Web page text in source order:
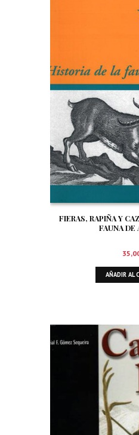
FIERAS, RAPIÑA Y
FAUNA DE
AÑADIR AL